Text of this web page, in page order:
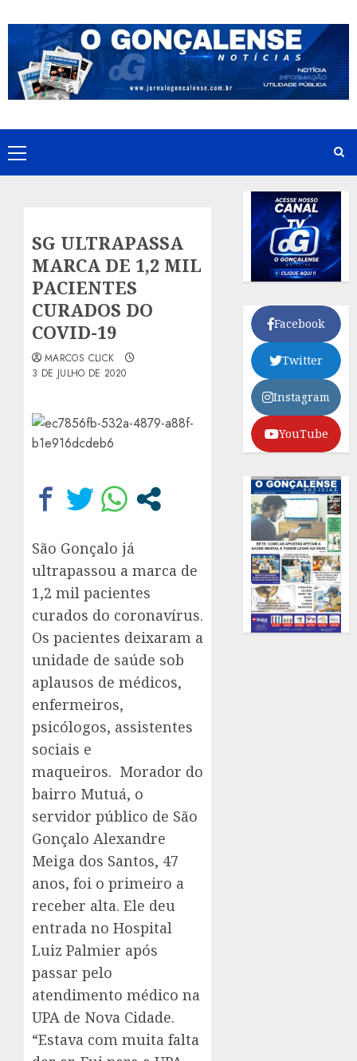
to
content
Primary
Menu
SG ULTRAPASSA
MARCA DE 1,2 MIL
PACIENTES
CURADOS DO
COVID-19
MARCOS CLICK
3 DE JULHO DE 2020
São Gonçalo já
ultrapassou a marca de
1,2 mil pacientes
curados do coronavírus.
Os pacientes deixaram a
unidade de saúde sob
aplausos de médicos,
enfermeiros,
psicólogos, assistentes
sociais e
maqueiros. Morador do
bairro Mutuá, o
servidor público de São
Gonçalo Alexandre
Meiga dos Santos, 47
anos, foi o primeiro a
receber alta. Ele deu
entrada no Hospital
Luiz Palmier após
passar pelo
atendimento médico na
UPA de Nova Cidade.
“Estava com muita falta
Facebook
Twitter
Instagram
YouTube